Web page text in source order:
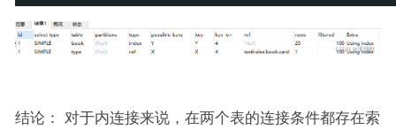
结论： 对于内连接来说，在两个表的连接条件都存在索